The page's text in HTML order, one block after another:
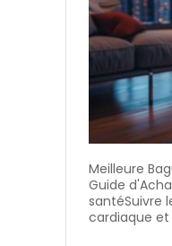
Meilleure
Guide
santéSuivre
cardiaque